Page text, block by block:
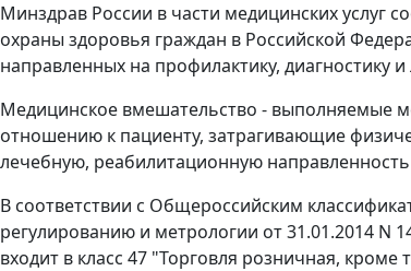
Минздрав России в части медицинских услуг
охраны здоровья граждан в Российской
направленных на профилактику,
Медицинское вмешательство - выполняемые
отношению к пациенту, затрагивающие
лечебную, реабилитационную
В соответствии с Общероссийским
регулированию и метрологии от 31.01.2014 N
входит в класс 47 "Торговля розничная,